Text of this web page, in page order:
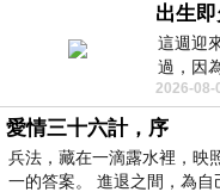
這週迎
過，因
節的，
2026-08-
愛情三十六計，序
兵法，藏在一滴露水裡，映
一的答案。 進退之間，為